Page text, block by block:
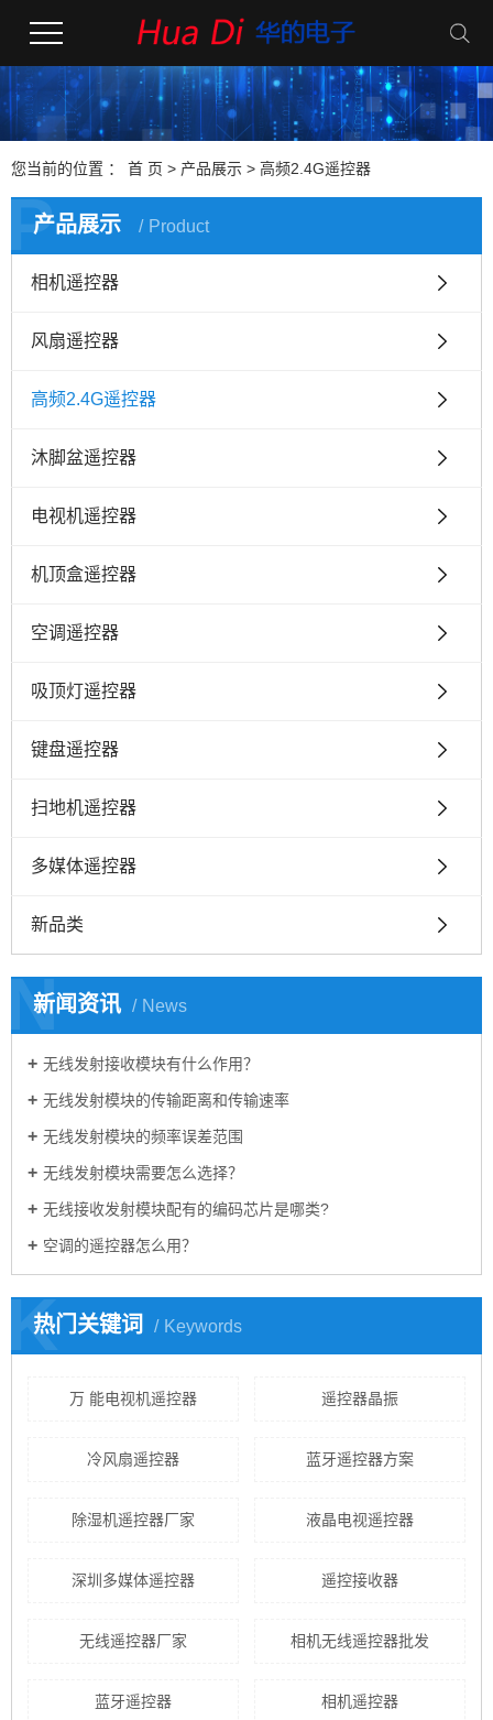
您当前的位置 ： 首 页 > 产品展示 > 高频2.4G遥控器
产品展示 Product
P
相机遥控器
风扇遥控器
高频2.4G遥控器
沐脚盆遥控器
电视机遥控器
机顶盒遥控器
空调遥控器
吸顶灯遥控器
键盘遥控器
扫地机遥控器
多媒体遥控器
新品类
新闻资讯 News
N
无线发射接收模块有什么作用？
无线发射模块的传输距离和传输速率
无线发射模块的频率误差范围
无线发射模块需要怎么选择？
无线接收发射模块配有的编码芯片是哪类?
空调的遥控器怎么用？
热门关键词 Keywords
K
万 能电视机遥控器 遥控器晶振
冷风扇遥控器 蓝牙遥控器方案
除湿机遥控器厂家 液晶电视遥控器
深圳多媒体遥控器 遥控接收器
无线遥控器厂家 相机无线遥控器批发
蓝牙遥控器 相机遥控器